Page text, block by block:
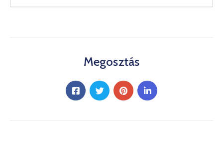
Megosztás